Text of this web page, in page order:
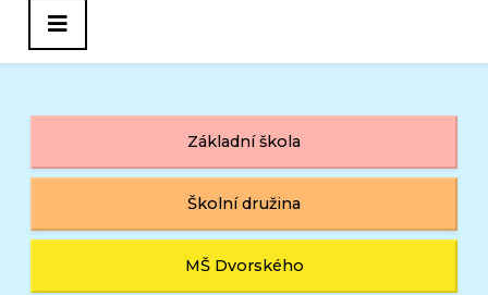
Základní škola
Školní družina
MŠ Dvorského